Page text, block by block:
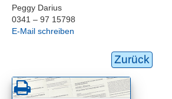
Peggy Darius
0341 – 97 15798
E-Mail schreiben
Zurück